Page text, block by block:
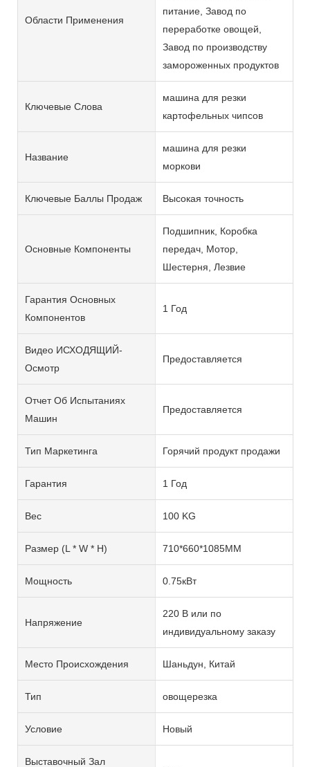
Области Применения
питание, Завод по
переработке овощей,
Завод по производству
замороженных продуктов
Ключевые Слова
машина для резки
картофельных чипсов
Название
машина для резки
моркови
Ключевые Баллы Продаж Высокая точность
Основные Компоненты
Подшипник, Коробка
передач, Мотор,
Шестерня, Лезвие
Гарантия Основных
Компонентов
1 Год
Видео ИСХОДЯЩИЙ-
Осмотр
Предоставляется
Отчет Об Испытаниях
Машин
Предоставляется
Тип Маркетинга Горячий продукт продажи
Гарантия 1 Год
Вес 100 KG
Размер (L * W * H) 710*660*1085MM
Мощность 0.75кВт
Напряжение
220 В или по
индивидуальному заказу
Место Происхождения Шаньдун, Китай
Тип овощерезка
Условие Новый
Выставочный Зал